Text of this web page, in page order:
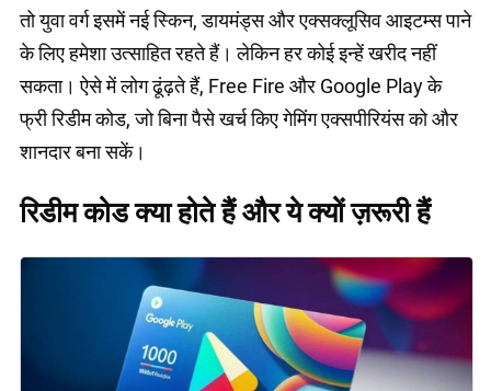
तो युवा वर्ग इसमें नई स्किन, डायमंड्स और एक्सक्लूसिव आइटम्स पाने
के लिए हमेशा उत्साहित रहते हैं। लेकिन हर कोई इन्हें खरीद नहीं
सकता। ऐसे में लोग ढूंढ़ते हैं, Free Fire और Google Play के
फ्री रिडीम कोड, जो बिना पैसे खर्च किए गेमिंग एक्सपीरियंस को और
शानदार बना सकें।
रिडीम कोड क्या होते हैं और ये क्यों ज़रूरी हैं